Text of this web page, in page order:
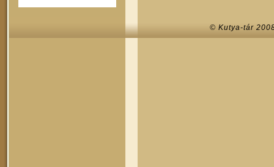
© Kutya-tár